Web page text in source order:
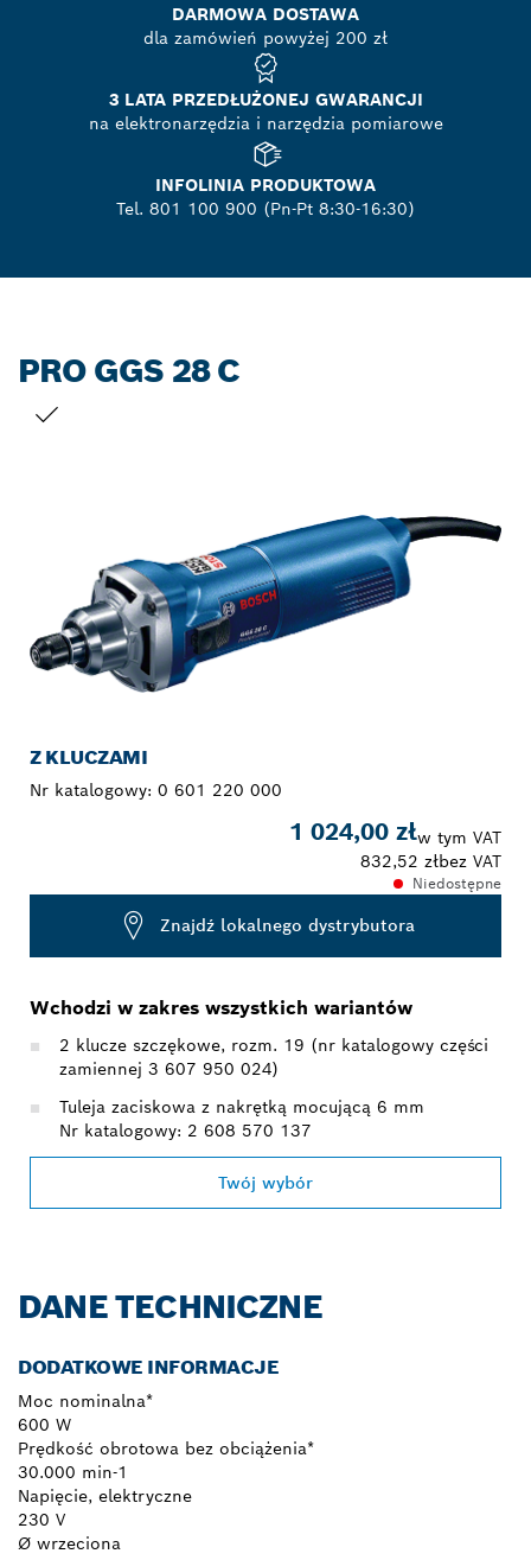
DARMOWA DOSTAWA
dla zamówień powyżej 200 zł
3 LATA PRZEDŁUŻONEJ GWARANCJI
na elektronarzędzia i narzędzia pomiarowe
INFOLINIA PRODUKTOWA
Tel. 801 100 900 (Pn-Pt 8:30-16:30)
PRO GGS 28 C
Z KLUCZAMI
Nr katalogowy: 0 601 220 000
1 024,00 złw tym VAT
832,52 złbez VAT
Niedostępne
Znajdź lokalnego dystrybutora
Wchodzi w zakres wszystkich wariantów
2 klucze szczękowe, rozm. 19 (nr katalogowy części
zamiennej 3 607 950 024)
Tuleja zaciskowa z nakrętką mocującą 6 mm
Nr katalogowy: 2 608 570 137
Twój wybór
DANE TECHNICZNE
DODATKOWE INFORMACJE
Moc nominalna*
600 W
Prędkość obrotowa bez obciążenia*
30.000 min-1
Napięcie, elektryczne
230 V
Ø wrzeciona